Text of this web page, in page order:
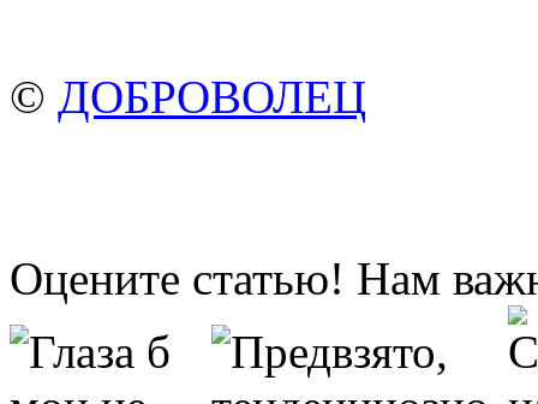
© ДОБРОВОЛЕЦ
Оцените статью! Нам